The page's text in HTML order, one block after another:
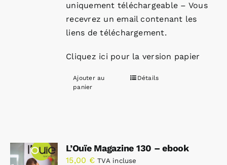
uniquement téléchargeable – Vous
recevrez un email contenant les
liens de téléchargement.
Cliquez ici pour la version papier
Ajouter au
panier
Détails
L’Ouïe Magazine 130 – ebook
15,00 € TVA incluse